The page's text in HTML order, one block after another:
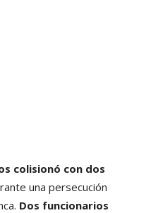
colisionó con dos
una persecución
Dos funcionarios